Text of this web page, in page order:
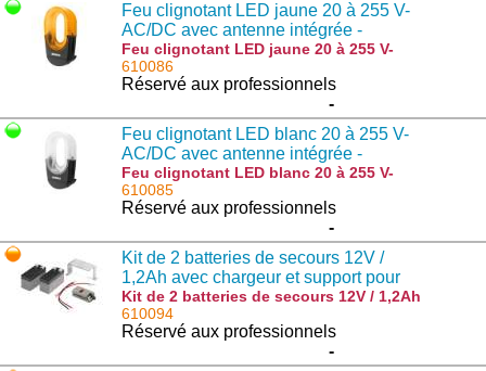
Feu clignotant LED jaune 20 à 255 V-
AC/DC avec antenne intégrée -
9534012
Feu clignotant LED jaune 20 à 255 V-
AC/DC avec antenne intégrée - 9534012 :
IRI.LAMP-Y
610086
Réservé aux professionnels
-
Feu clignotant LED blanc 20 à 255 V-
AC/DC avec antenne intégrée -
9534011
Feu clignotant LED blanc 20 à 255 V-
AC/DC avec antenne intégrée - 9534011 :
IRI.LAMP
610085
Réservé aux professionnels
-
Kit de 2 batteries de secours 12V /
1,2Ah avec chargeur et support pour
motorisations JM.3ESA / JM.4ESA -
9760023
Kit de 2 batteries de secours 12V / 1,2Ah
avec chargeur et support pour
motorisations JM.3ESA / JM.4ESA -
610094
Réservé aux professionnels
-